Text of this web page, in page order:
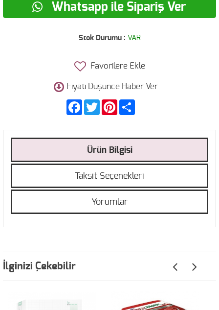
Whatsapp ile Sipariş Ver
Stok Durumu : VAR
Favorilere Ekle
Fiyatı Düşünce Haber Ver
FacebookTwitter Pinterest
Ürün Bilgisi
Taksit Seçenekleri
Yorumlar
İlginizi Çekebilir